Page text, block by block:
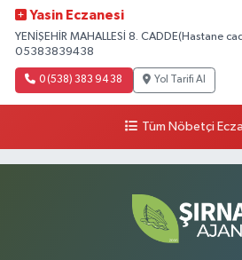
Yasin Eczanesi
YENİŞEHİR MAHALLESİ 8. CADDE(Hastane
05383839438
0 (538) 383 94 38 Yol Tarifi Al
Tüm Nöbetçi